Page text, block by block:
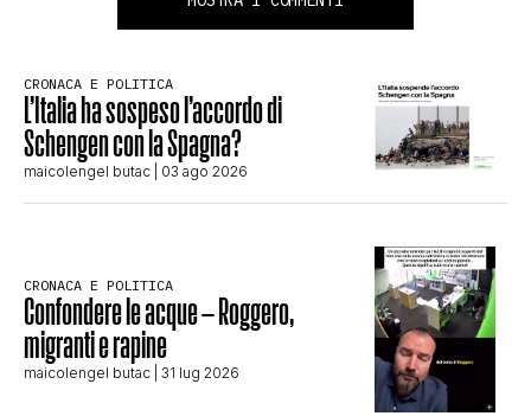
CRONACA E POLITICA
L’Italia ha sospeso l’accordo di
Schengen con la Spagna?
maicolengel butac | 03 ago 2026
CRONACA E POLITICA
Confondere le acque – Roggero,
migranti e rapine
maicolengel butac | 31 lug 2026